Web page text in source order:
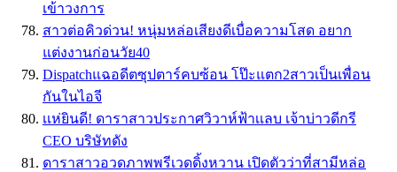
เข้าวงการ
สาวต่อคิวด่วน! หนุ่มหล่อเสียงดีเบื่อความโสด อยาก
แต่งงานก่อนวัย40
Dispatchแฉอดีตซุปตาร์คบซ้อน โป๊ะแตก2สาวเป็นเพื่อน
กันในไอจี
เเห่ยินดี! ดาราสาวประกาศวิวาห์ฟ้าเเลบ เจ้าบ่าวดีกรี
CEO บริษัทดัง
ดาราสาวอวดภาพพรีเวดดิ้งหวาน เปิดตัวว่าที่สามีหล่อ